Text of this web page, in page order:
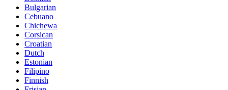
Bulgarian
Cebuano
Chichewa
Corsican
Croatian
Dutch
Estonian
Filipino
Finnish